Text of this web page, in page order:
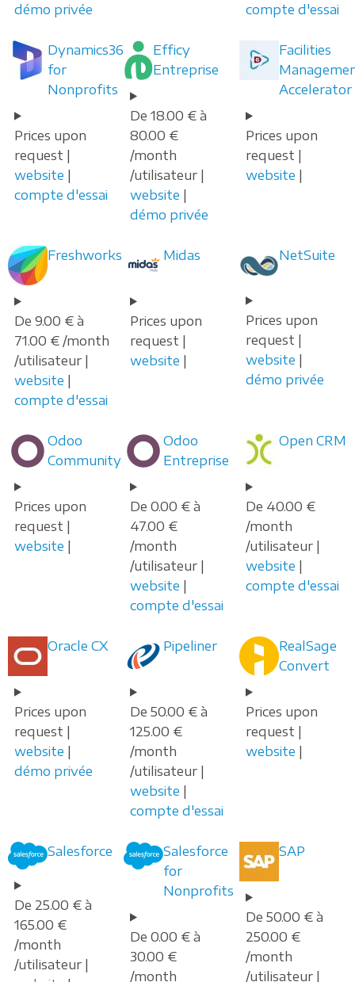
démo privée
compte d'essai
Dynamics365
for
Nonprofits
Prices upon
request |
website |
compte d'essai
Efficy
Entreprise
De 18.00 € à
80.00 €
/month
/utilisateur |
website |
démo privée
Facilities
Accelerator
Prices upon
request |
website |
Freshworks
De 9.00 € à
71.00 € /month
/utilisateur |
website |
compte d'essai
Midas
Prices upon
request |
website |
NetSuite
Prices upon
request |
website |
démo privée
Odoo
Community
Prices upon
request |
website |
Odoo
Entreprise
De 0.00 € à
47.00 €
/month
/utilisateur |
website |
compte d'essai
Open CRM
De 40.00 €
/month
/utilisateur |
website |
compte d'essai
Oracle CX
Prices upon
request |
website |
démo privée
Pipeliner
De 50.00 € à
125.00 €
/month
/utilisateur |
website |
compte d'essai
RealSage
Convert
Prices upon
request |
website |
Salesforce
De 25.00 € à
165.00 €
/month
/utilisateur |
Salesforce
for
Nonprofits
De 0.00 € à
30.00 €
/month
SAP
De 50.00 € à
250.00 €
/month
/utilisateur |